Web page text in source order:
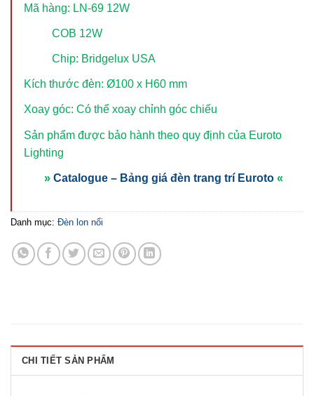
Mã hàng: LN-69 12W
COB 12W
Chip: Bridgelux USA
Kích thước đèn: Ø100 x H60 mm
Xoay góc: Có thể xoay chỉnh góc chiếu
Sản phẩm được bảo hành theo quy định của Euroto
Lighting
» Catalogue – Bảng giá đèn trang trí Euroto «
Danh mục: Đèn lon nổi
CHI TIẾT SẢN PHẨM